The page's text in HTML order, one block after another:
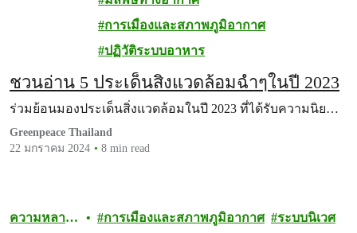
การเมืองและสภาพภูมิอากาศ
ปฏิวัติระบบอาหาร
ชวนอ่าน 5 ประเด็นสิ่งแวดล้อมฉ่ำๆในปี 2023
ร่วมย้อนมองประเด็นสิ่งแวดล้อมในปี 2023 ที่ได้รับความนิย…
Greenpeace Thailand
22 มกราคม 2024
8 min read
ความหลาก
การเมืองและสภาพภูมิอากาศ
ระบบนิเวศ